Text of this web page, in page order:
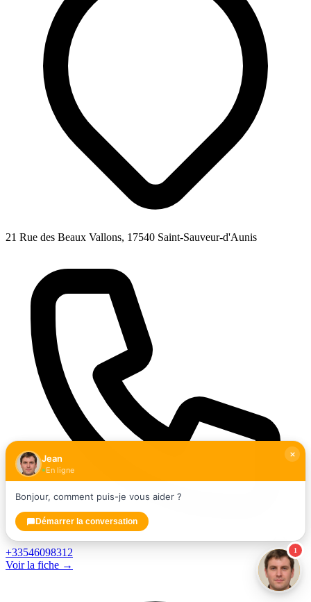
21 Rue des Beaux Vallons, 17540 Saint-Sauveur-d'Aunis
+33546098312
Voir la fiche →
1
Jean
En ligne
Bonjour, comment puis-je vous aider ?
Démarrer la conversation